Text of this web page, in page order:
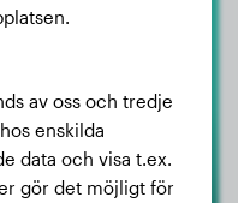
av oss och tredje
enskilda
data och visa t.ex.
gör det möjligt för